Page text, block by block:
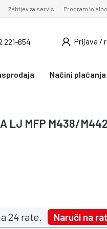
Zahtjev za servis Program
221-654 Prijava /
Načini plaćanja
LJ MFP M438/
24 rate. Naruči na